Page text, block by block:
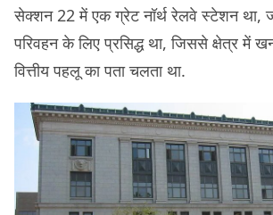
सेक्शन 22 में एक ग्रेट नॉर्थ रेलवे स्टेशन था,
परिवहन के लिए प्रसिद्ध था, जिससे क्षेत्र में
वित्तीय पहलू का पता चलता था.